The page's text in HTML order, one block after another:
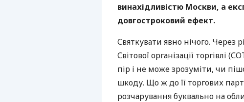
винахідливістю Москви, а
довгостроковий ефект.
Святкувати явно нічого. Через
Світової організації торгівлі (
пір і не може зрозуміти, чи
шкоду. Що ж до її торгових
розчарування буквально на